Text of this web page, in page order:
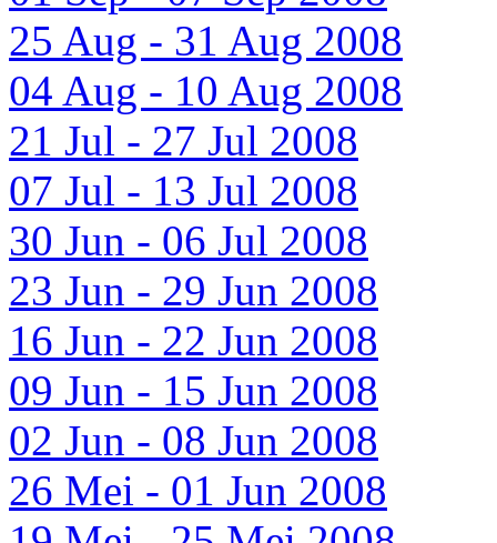
25 Aug - 31 Aug 2008
04 Aug - 10 Aug 2008
21 Jul - 27 Jul 2008
07 Jul - 13 Jul 2008
30 Jun - 06 Jul 2008
23 Jun - 29 Jun 2008
16 Jun - 22 Jun 2008
09 Jun - 15 Jun 2008
02 Jun - 08 Jun 2008
26 Mei - 01 Jun 2008